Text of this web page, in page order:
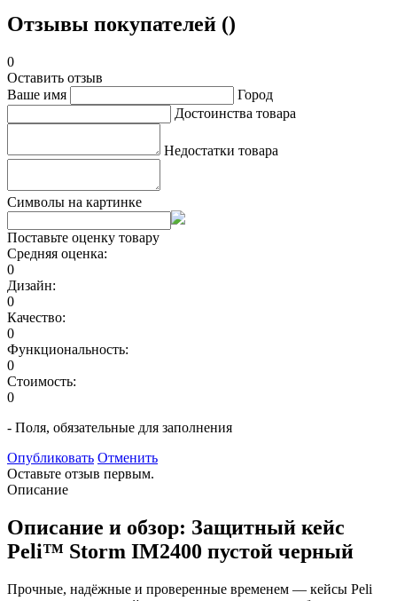
Отзывы покупателей ()
0
Оставить отзыв
Ваше имя
Город
Достоинства товара
Недостатки товара
Символы на картинке
Поставьте оценку товару
Средняя оценка:
0
Дизайн:
0
Качество:
0
Функциональность:
0
Стоимость:
0
- Поля, обязательные для заполнения
Опубликовать Отменить
Оставьте отзыв первым.
Описание
Описание и обзор: Защитный кейс
Peli™ Storm IM2400 пустой черный
Прочные, надёжные и проверенные временем — кейсы Peli